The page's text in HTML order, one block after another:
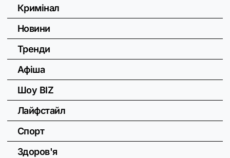
Кримінал
Новини
Тренди
Афіша
Шоу BIZ
Лайфстайл
Спорт
Здоров'я